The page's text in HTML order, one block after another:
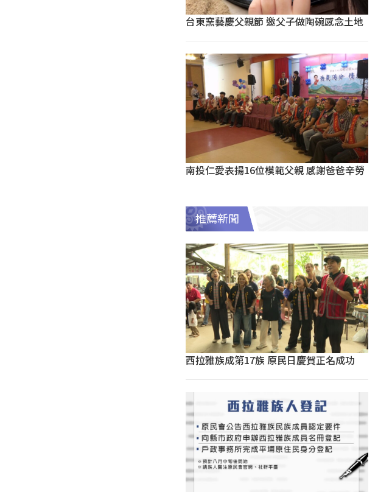
台東窯藝慶父親節 邀父子做陶碗感念土地
南投仁愛表揚16位模範父親 感謝爸爸辛勞
推薦新聞
西拉雅族成第17族 原民日慶賀正名成功